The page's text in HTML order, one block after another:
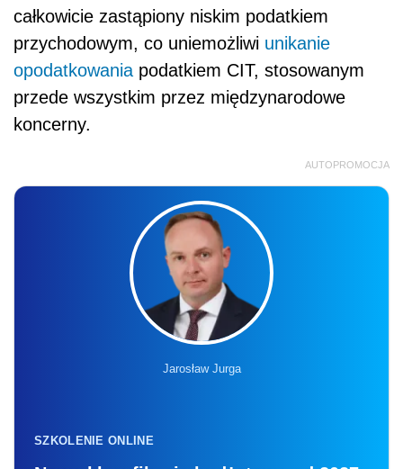
całkowicie zastąpiony niskim podatkiem
przychodowym, co uniemożliwi unikanie
opodatkowania podatkiem CIT, stosowanym
przede wszystkim przez międzynarodowe
koncerny.
AUTOPROMOCJA
Jarosław Jurga
SZKOLENIE ONLINE